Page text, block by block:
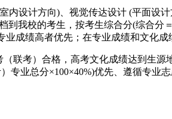
内设计方向)、视觉传达设计 (平面设
我校的考生，按考生综合分(综合分
成绩高者优先；在专业成绩和文化
联考）合格，高考文化成绩达到生
专业总分×100×40%)优先、遵循专